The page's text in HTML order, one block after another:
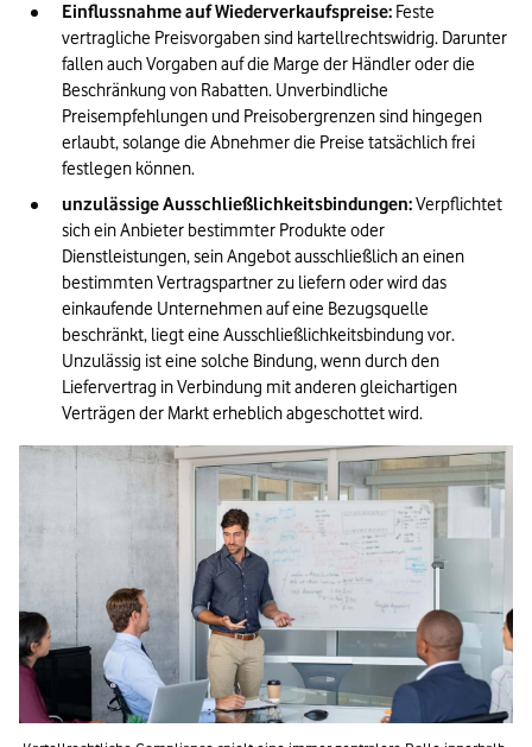
Einflussnahme auf Wiederverkaufspreise: Feste
vertragliche Preisvorgaben sind kartellrechtswidrig. Darunter
fallen auch Vorgaben auf die Marge der Händler oder die
Beschränkung von Rabatten. Unverbindliche
Preisempfehlungen und Preisobergrenzen sind hingegen
erlaubt, solange die Abnehmer die Preise tatsächlich frei
festlegen können.
unzulässige Ausschließlichkeitsbindungen: Verpflichtet
sich ein Anbieter bestimmter Produkte oder
Dienstleistungen, sein Angebot ausschließlich an einen
bestimmten Vertragspartner zu liefern oder wird das
einkaufende Unternehmen auf eine Bezugsquelle
beschränkt, liegt eine Ausschließlichkeitsbindung vor.
Unzulässig ist eine solche Bindung, wenn durch den
Liefervertrag in Verbindung mit anderen gleichartigen
Verträgen der Markt erheblich abgeschottet wird.